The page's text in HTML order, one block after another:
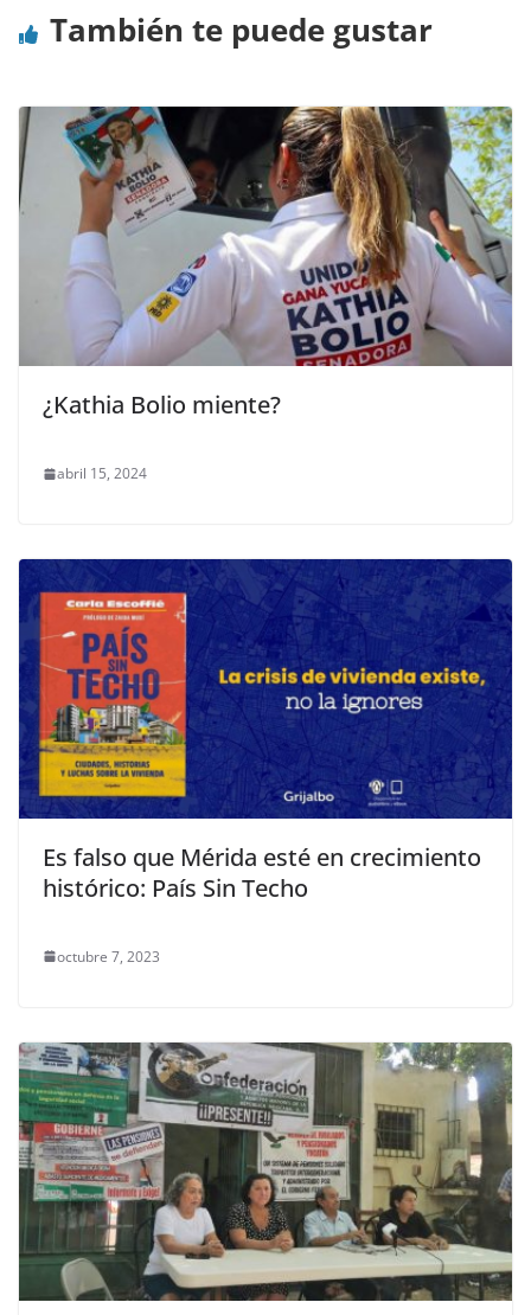
También te puede gustar
¿Kathia Bolio miente?
abril 15, 2024
Es falso que Mérida esté en crecimiento
histórico: País Sin Techo
octubre 7, 2023